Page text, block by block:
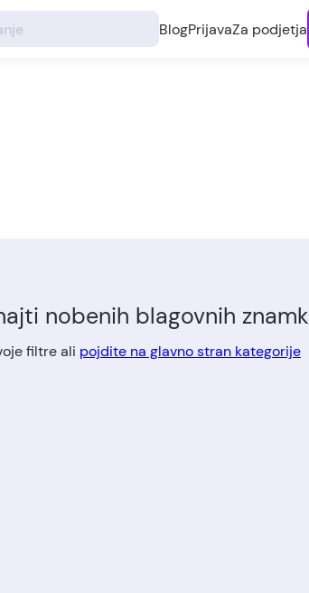
BlogPrijavaZa podjetja
nobenih blagovnih znamk
filtre ali pojdite na glavno stran kategorije